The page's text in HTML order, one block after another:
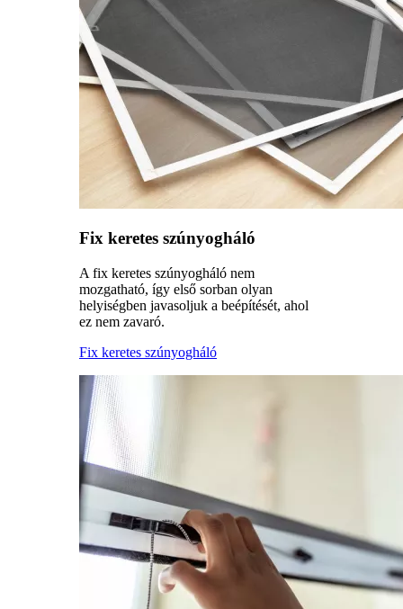
Fix keretes szúnyogháló
A fix keretes szúnyogháló nem
mozgatható, így első sorban olyan
helyiségben javasoljuk a beépítését, ahol
ez nem zavaró.
Fix keretes szúnyogháló